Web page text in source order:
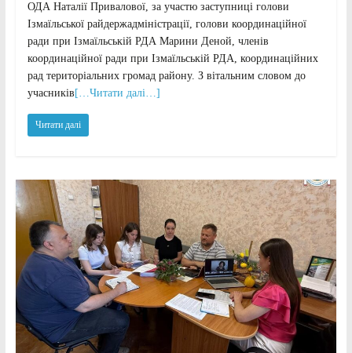
ОДА Наталії Привалової, за участю заступниці голови
Ізмаїльської райдержадміністрації, голови координаційної
ради при Ізмаїльській РДА Марини Деной, членів
координаційної ради при Ізмаїльській РДА, координаційних
рад територіальних громад району. З вітальним словом до
учасників […Читати далі…]
Читати далі